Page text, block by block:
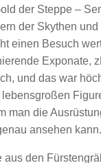
der Steppe –
der Skythen
einen Besuch
Exponate,
und das war
man die
ansehen kann.
aus den